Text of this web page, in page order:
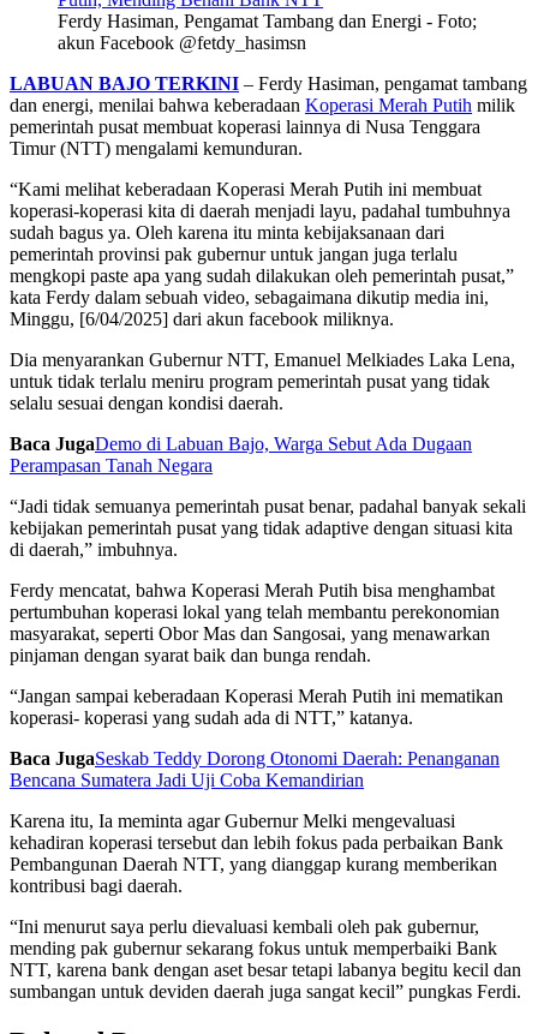
Ferdy Hasiman, Pengamat Tambang dan Energi - Foto;
akun Facebook @fetdy_hasimsn
LABUAN BAJO TERKINI – Ferdy Hasiman, pengamat tambang
dan energi, menilai bahwa keberadaan Koperasi Merah Putih milik
pemerintah pusat membuat koperasi lainnya di Nusa Tenggara
Timur (NTT) mengalami kemunduran.
“Kami melihat keberadaan Koperasi Merah Putih ini membuat
koperasi-koperasi kita di daerah menjadi layu, padahal tumbuhnya
sudah bagus ya. Oleh karena itu minta kebijaksanaan dari
pemerintah provinsi pak gubernur untuk jangan juga terlalu
mengkopi paste apa yang sudah dilakukan oleh pemerintah pusat,”
kata Ferdy dalam sebuah video, sebagaimana dikutip media ini,
Minggu, [6/04/2025] dari akun facebook miliknya.
Dia menyarankan Gubernur NTT, Emanuel Melkiades Laka Lena,
untuk tidak terlalu meniru program pemerintah pusat yang tidak
selalu sesuai dengan kondisi daerah.
Baca JugaDemo di Labuan Bajo, Warga Sebut Ada Dugaan
Perampasan Tanah Negara
“Jadi tidak semuanya pemerintah pusat benar, padahal banyak sekali
kebijakan pemerintah pusat yang tidak adaptive dengan situasi kita
di daerah,” imbuhnya.
Ferdy mencatat, bahwa Koperasi Merah Putih bisa menghambat
pertumbuhan koperasi lokal yang telah membantu perekonomian
masyarakat, seperti Obor Mas dan Sangosai, yang menawarkan
pinjaman dengan syarat baik dan bunga rendah.
“Jangan sampai keberadaan Koperasi Merah Putih ini mematikan
koperasi- koperasi yang sudah ada di NTT,” katanya.
Baca JugaSeskab Teddy Dorong Otonomi Daerah: Penanganan
Bencana Sumatera Jadi Uji Coba Kemandirian
Karena itu, Ia meminta agar Gubernur Melki mengevaluasi
kehadiran koperasi tersebut dan lebih fokus pada perbaikan Bank
Pembangunan Daerah NTT, yang dianggap kurang memberikan
kontribusi bagi daerah.
“Ini menurut saya perlu dievaluasi kembali oleh pak gubernur,
mending pak gubernur sekarang fokus untuk memperbaiki Bank
NTT, karena bank dengan aset besar tetapi labanya begitu kecil dan
sumbangan untuk deviden daerah juga sangat kecil” pungkas Ferdi.